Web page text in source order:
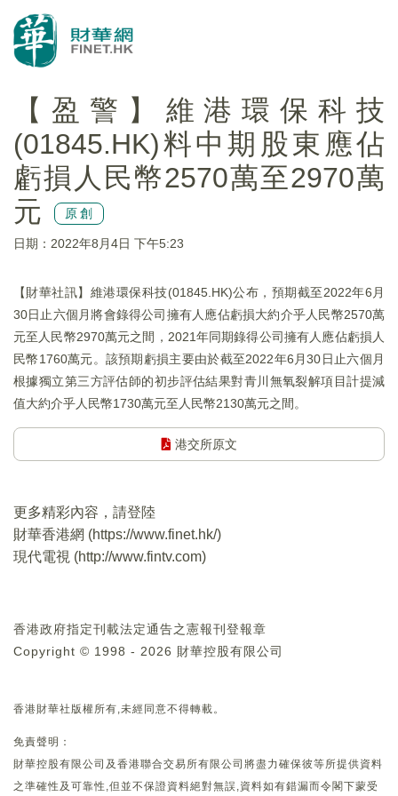
【盈警】維港環保科技
(01845.HK)料中期股東應佔
虧損人民幣2570萬至2970萬
元
原創
日期：2022年8月4日 下午5:23
【財華社訊】維港環保科技(01845.HK)公布，預期截至2022年6月
30日止六個月將會錄得公司擁有人應佔虧損大約介乎人民幣2570萬
元至人民幣2970萬元之間，2021年同期錄得公司擁有人應佔虧損人
民幣1760萬元。該預期虧損主要由於截至2022年6月30日止六個月
根據獨立第三方評估師的初步評估結果對青川無氧裂解項目計提減
值大約介乎人民幣1730萬元至人民幣2130萬元之間。
港交所原文
更多精彩內容，請登陸
財華香港網 (https://www.finet.hk/)
現代電視 (http://www.fintv.com)
香港政府指定刊載法定通告之憲報刊登報章
Copyright © 1998 - 2026 財華控股有限公司
香港財華社版權所有,未經同意不得轉載。
免責聲明：
財華控股有限公司及香港聯合交易所有限公司將盡力確保彼等所提供資料
之準確性及可靠性,但並不保證資料絕對無誤,資料如有錯漏而令閣下蒙受